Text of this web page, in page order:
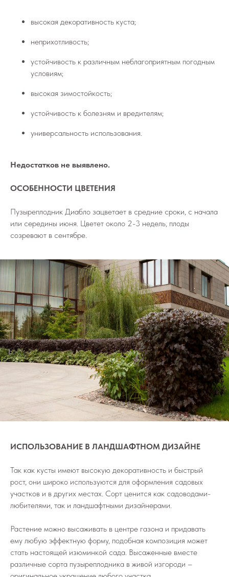
высокая декоративность куста;
неприхотливость;
устойчивость к различным неблагоприятным погодным
условиям;
высокая зимостойкость;
устойчивость к болезням и вредителям;
универсальность использования.
Недостатков не выявлено.
ОСОБЕННОСТИ ЦВЕТЕНИЯ
Пузыреплодник Диабло зацветает в средние сроки, с начала
или середины июня. Цветет около 2-3 недель, плоды
созревают в сентябре.
ИСПОЛЬЗОВАНИЕ В ЛАНДШАФТНОМ ДИЗАЙНЕ
Так как кусты имеют высокую декоративность и быстрый
рост, они широко используются для оформления садовых
участков и в других местах. Сорт ценится как садоводами-
любителями, так и ландшафтными дизайнерами.
Растение можно высаживать в центре газона и придавать
ему любую эффектную форму, подобная композиция может
стать настоящей изюминкой сада. Высаженные вместе
различные сорта пузыреплодника в живой изгороди –